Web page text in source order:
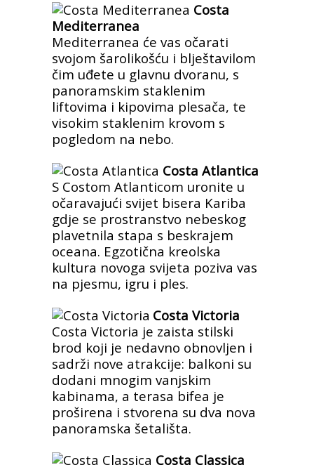
Costa
Mediterranea
Mediterranea će vas očarati
svojom šarolikošću i blještavilom
čim uđete u glavnu dvoranu, s
panoramskim staklenim
liftovima i kipovima plesača, te
visokim staklenim krovom s
pogledom na nebo.
Costa Atlantica
S Costom Atlanticom uronite u
očaravajući svijet bisera Kariba
gdje se prostranstvo nebeskog
plavetnila stapa s beskrajem
oceana. Egzotična kreolska
kultura novoga svijeta poziva vas
na pjesmu, igru i ples.
Costa Victoria
Costa Victoria je zaista stilski
brod koji je nedavno obnovljen i
sadrži nove atrakcije: balkoni su
dodani mnogim vanjskim
kabinama, a terasa bifea je
proširena i stvorena su dva nova
panoramska šetališta.
Costa Classica